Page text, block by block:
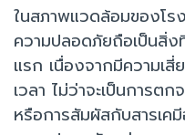
ในสภาพแวดล้อมของโร
ความปลอดภัยถือเป็นสิ่
แรก เนื่องจากมีความเ
เวลา ไม่ว่าจะเป็นการต
หรือการสัมผัสกับสารเ